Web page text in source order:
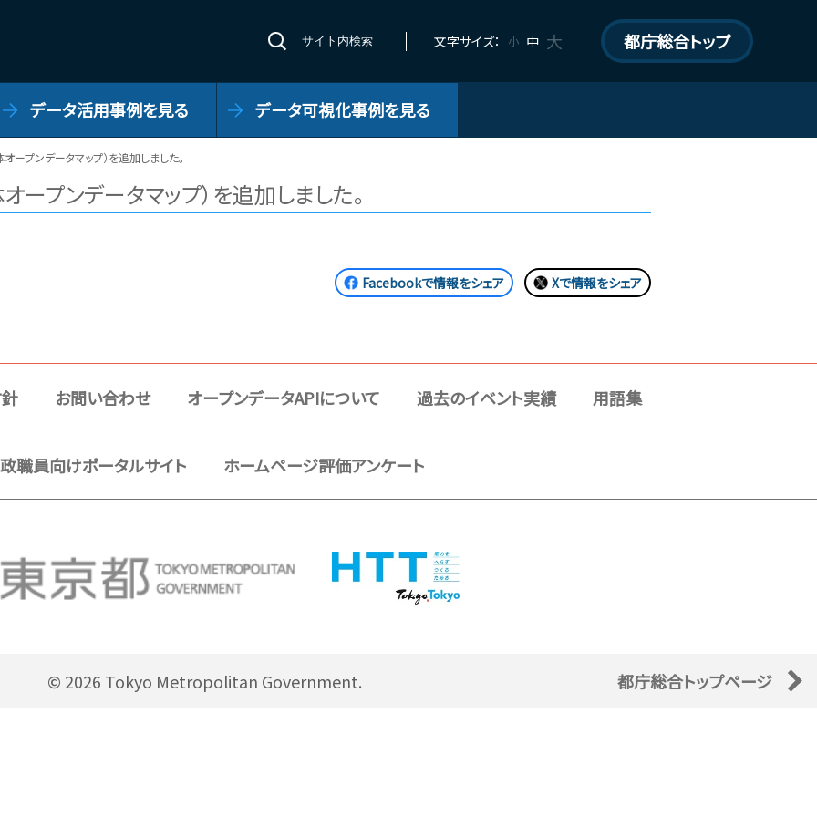
サイト内検索 文字サイズ： 小 中 大 都庁総合トップ
データ活用事例を見る データ可視化事例を見る
ープンデータマップ）を追加しました。
プンデータマップ）を追加しました。
Facebookで情報をシェア Xで情報をシェア
お問い合わせ オープンデータAPIについて 過去のイベント実績 用語集
職員向けポータルサイト ホームページ評価アンケート
© 2026 Tokyo Metropolitan Government. 都庁総合トップページ